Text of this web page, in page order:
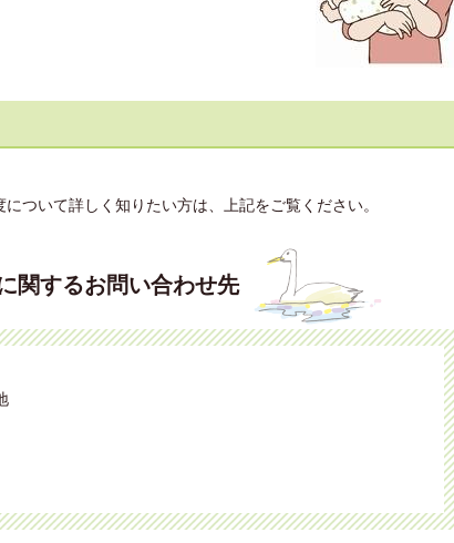
ついて詳しく知りたい方は、上記をご覧ください。
関するお問い合わせ先